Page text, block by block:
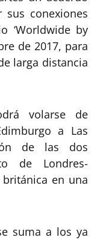
sus conexiones
‘Worldwide by
de 2017, para
larga distancia
volarse de
a Las
de las dos
de Londres-
en una
suma a los ya